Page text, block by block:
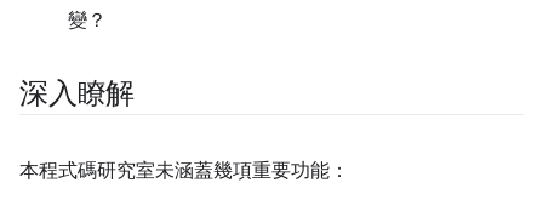
變？
深入瞭解
本程式碼研究室未涵蓋幾項重要功能：